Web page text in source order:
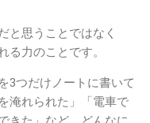
と思うことではなく
る力のことです。
3つだけノートに書いて
淹れられた」「電車で